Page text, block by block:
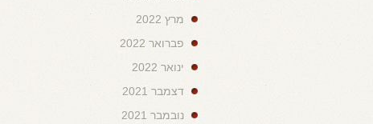
מרץ 2022
פברואר 2022
ינואר 2022
דצמבר 2021
נובמבר 2021